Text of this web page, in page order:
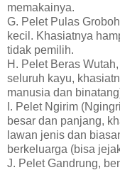
memakainya.
G. Pelet Pulas
kecil. Khasiatnya
tidak pemilih.
H. Pelet Beras
seluruh kayu,
manusia dan
I. Pelet Ngirim
besar dan panjang,
lawan jenis dan
berkeluarga (bisa
J. Pelet Gandrung,